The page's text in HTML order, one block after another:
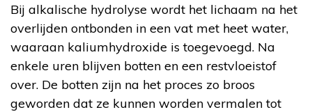
Bij alkalische hydrolyse wordt het lichaam na het
overlijden ontbonden in een vat met heet water,
waaraan kaliumhydroxide is toegevoegd. Na
enkele uren blijven botten en een restvloeistof
over. De botten zijn na het proces zo broos
geworden dat ze kunnen worden vermalen tot